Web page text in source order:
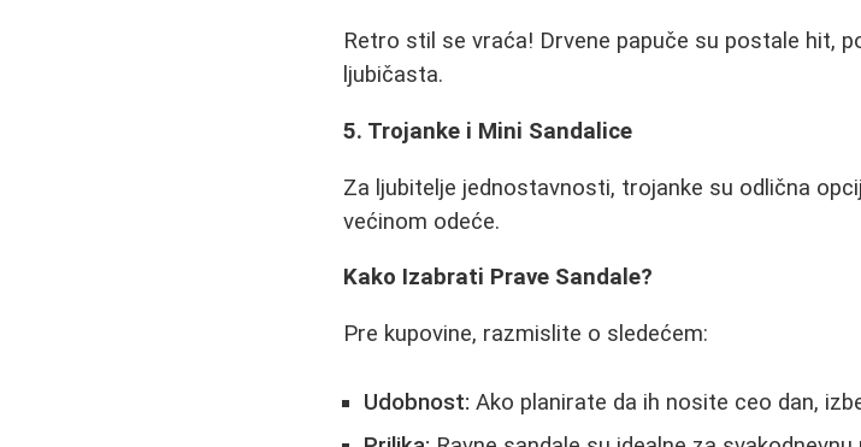
Retro stil se vraća! Drvene papuče su postale hit,
ljubičasta.
5. Trojanke i Mini Sandalice
Za ljubitelje jednostavnosti, trojanke su odlična
većinom odeće.
Kako Izabrati Prave Sandale?
Pre kupovine, razmislite o sledećem:
Udobnost: Ako planirate da ih nosite ceo dan,